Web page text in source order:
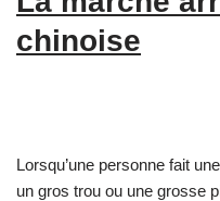
chinoise
Lorsqu’une personne fait
un gros trou ou une grosse